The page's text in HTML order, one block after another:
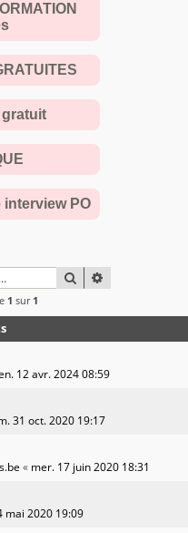
gratuit
interview PO
RECHERCHER
1 sur 1
12 avr. 2024 08:59
31 oct. 2020 19:17
« mer. 17 juin 2020 18:31
mai 2020 19:09